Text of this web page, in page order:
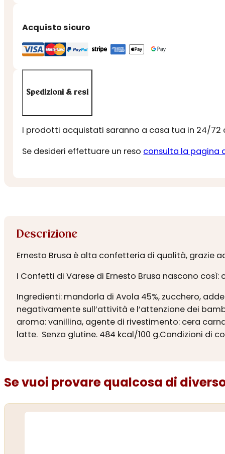
Acquisto sicuro
Spedizioni & resi
I prodotti acquistati saranno a casa tua in 24/72
Se desideri effettuare un reso consulta la pagina
Descrizione
Ernesto Brusa è alta confetteria di qualità, grazie
I Confetti di Varese di Ernesto Brusa nascono
Ingredienti: mandorla di Avola 45%, zucchero,
negativamente sull’attività e l’attenzione dei
aroma: vanillina, agente di rivestimento: cera
latte. Senza glutine. 484 kcal/100 g.Condizioni di
Se vuoi provare qualcosa di